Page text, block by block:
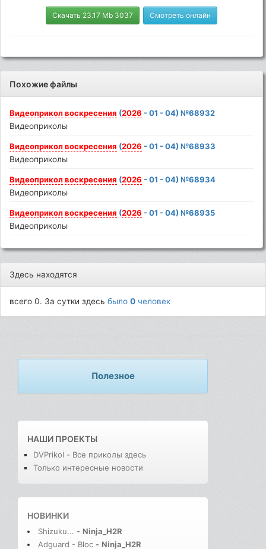
Скачать 23.17 Mb 3037 Смотреть онлайн
Похожие файлы
Видеоприкол воскресения (2026 - 01 - 04) №68932
Видеоприколы
Видеоприкол воскресения (2026 - 01 - 04) №68933
Видеоприколы
Видеоприкол воскресения (2026 - 01 - 04) №68934
Видеоприколы
Видеоприкол воскресения (2026 - 01 - 04) №68935
Видеоприколы
Здесь находятся
всего 0. За сутки здесьбыло0 человек
Полезное
НАШИ ПРОЕКТЫ
DVPrikol - Все приколы здесь
Только интересные новости
НОВИНКИ
Shizuku... - Ninja_H2R
Adguard - Bloc - Ninja_H2R